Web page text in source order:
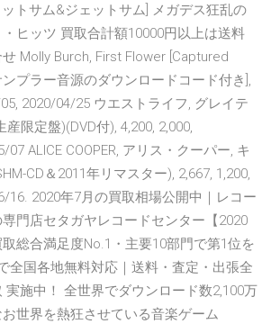
トサム&ジェットサム] メガデス狂乱の
ヒッツ 買取合計額10000円以上は送料
Molly Burch, First Flower [Captured
プラー音源のダウンロードコード付き],
2020/04/25 ウエストライフ, グレイテ
限定盤)(DVD付), 4,200, 2,000,
ALICE COOPER, アリス・クーパー, キ
CD＆2011年リマスター), 2,667, 1,200,
16. 2020年7月の買取相場公開中｜レコー
専門店セタガヤレコードセンター【2020
総合満足度No.1・主要10部門で第1位を
全国各地無料対応｜送料・査定・出張全
実施中！ 全世界でダウンロード数2,100万
世界を熱狂させている音楽ゲーム